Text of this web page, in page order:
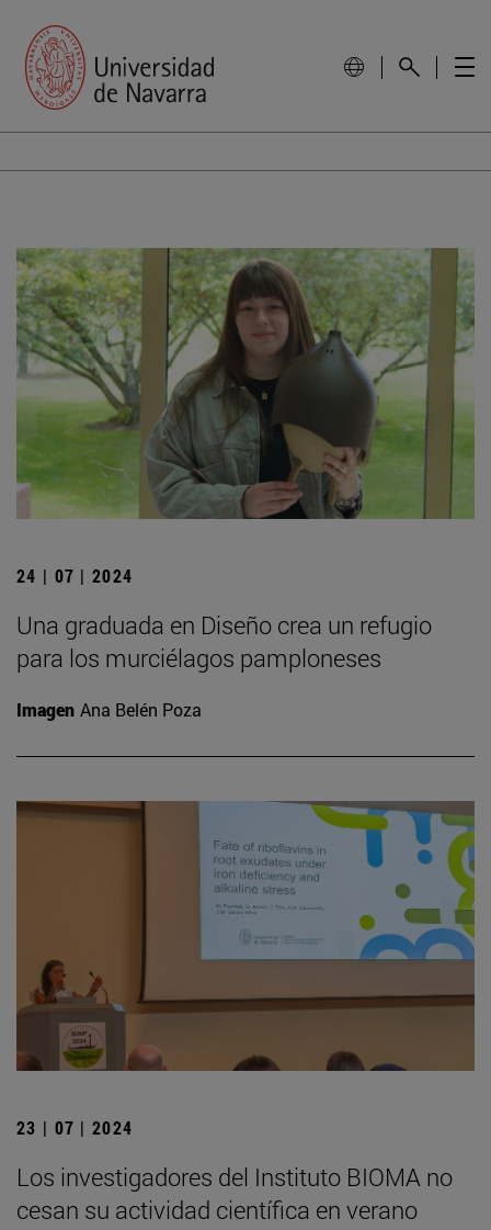
24 | 07 | 2024
Una graduada en Diseño crea un refugio
para los murciélagos pamploneses
Imagen Ana Belén Poza
23 | 07 | 2024
Los investigadores del Instituto BIOMA no
cesan su actividad científica en verano